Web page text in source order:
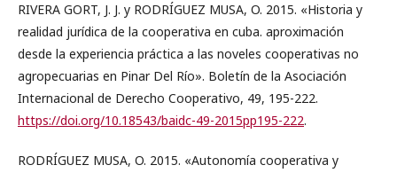
RIVERA GORT, J. J. y RODRÍGUEZ MUSA, O. 2015. «Historia y
realidad jurídica de la cooperativa en cuba. aproximación
desde la experiencia práctica a las noveles cooperativas no
agropecuarias en Pinar Del Río». Boletín de la Asociación
Internacional de Derecho Cooperativo, 49, 195-222.
https://doi.org/10.18543/baidc-49-2015pp195-222.
RODRÍGUEZ MUSA, O. 2015. «Autonomía cooperativa y